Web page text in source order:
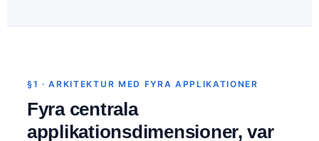
§1 · ARKITEKTUR MED FYRA APPLIKATIONER
Fyra centrala
applikationsdimensioner, var